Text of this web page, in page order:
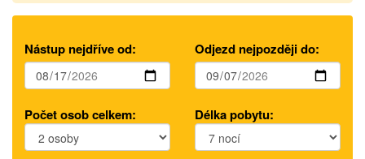
Nástup nejdříve od: Odjezd nejpozději do:
Počet osob celkem: Délka pobytu: